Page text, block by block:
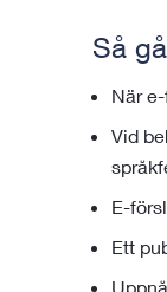
Så
När
Vid
E-
Ett